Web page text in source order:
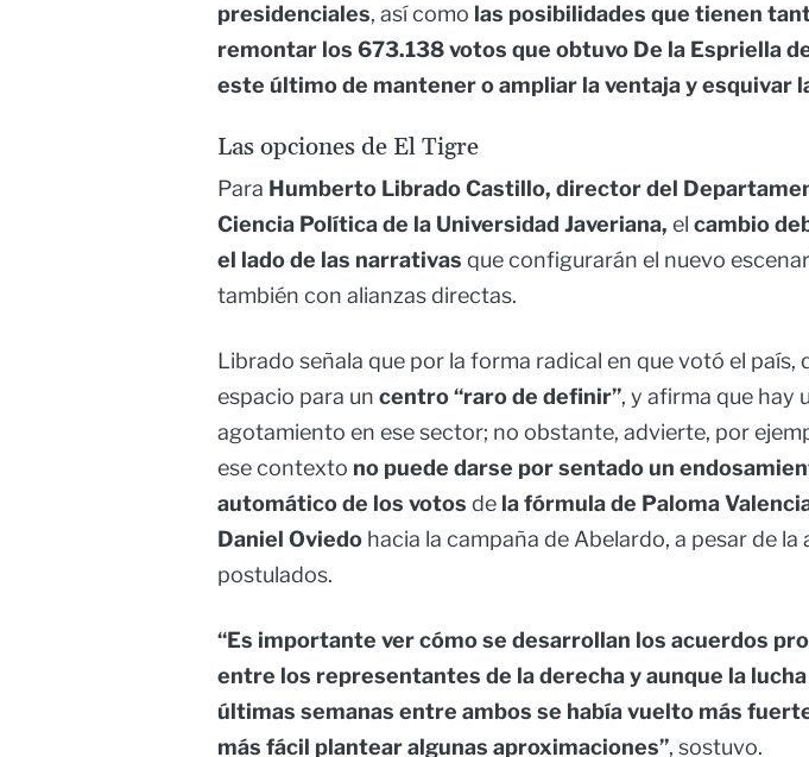
presidenciales, así como las posibilidades que tienen
remontar los 673.138 votos que obtuvo De la Espriella
este último de mantener o ampliar la ventaja y esquivar
Las opciones de El Tigre
Para Humberto Librado Castillo, director del
Ciencia Política de la Universidad Javeriana, el cambio
el lado de las narrativas que configurarán el nuevo
también con alianzas directas.
Librado señala que por la forma radical en que votó el país,
espacio para un centro “raro de definir”, y afirma que hay
agotamiento en ese sector; no obstante, advierte, por
ese contexto no puede darse por sentado un
automático de los votos de la fórmula de Paloma
Daniel Oviedo hacia la campaña de Abelardo, a pesar de la
postulados.
“Es importante ver cómo se desarrollan los acuerdos
entre los representantes de la derecha y aunque la lucha
últimas semanas entre ambos se había vuelto más
más fácil plantear algunas aproximaciones”, sostuvo.